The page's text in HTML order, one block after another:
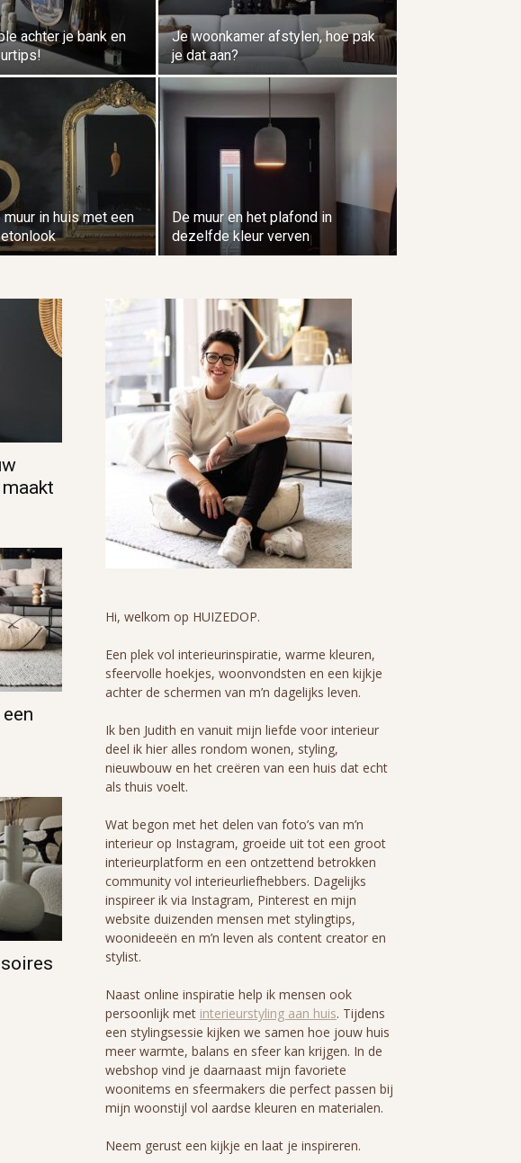
achter je bank en
Je woonkamer afstylen, hoe pak
je dat aan?
in huis met een
De muur en het plafond in
dezelfde kleur verven
Hi, welkom op HUIZEDOP.
Een plek vol interieurinspiratie, warme kleuren,
sfeervolle hoekjes, woonvondsten en een kijkje
achter de schermen van m’n dagelijks leven.
Ik ben Judith en vanuit mijn liefde voor interieur
deel ik hier alles rondom wonen, styling,
nieuwbouw en het creëren van een huis dat echt
als thuis voelt.
Wat begon met het delen van foto’s van m’n
interieur op Instagram, groeide uit tot een groot
interieurplatform en een ontzettend betrokken
community vol interieurliefhebbers. Dagelijks
inspireer ik via Instagram, Pinterest en mijn
website duizenden mensen met stylingtips,
woonideeën en m’n leven als content creator en
stylist.
Naast online inspiratie help ik mensen ook
persoonlijk met interieurstyling aan huis. Tijdens
een stylingsessie kijken we samen hoe jouw huis
meer warmte, balans en sfeer kan krijgen. In de
webshop vind je daarnaast mijn favoriete
woonitems en sfeermakers die perfect passen bij
mijn woonstijl vol aardse kleuren en materialen.
Neem gerust een kijkje en laat je inspireren.